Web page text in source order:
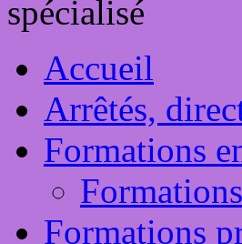
Accueil
Arrêtés,
Formations
Formations